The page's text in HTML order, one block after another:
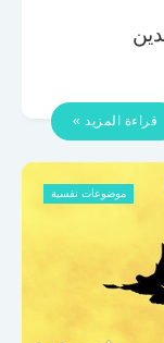
قراءة المزيد »
موضوعات نفسية